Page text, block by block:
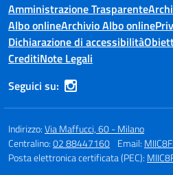
Amministrazione Trasparente
Albo onlineArchivio Albo online
Dichiarazione di accessibilità
CreditiNote Legali
Seguici su:
Indirizzo:Via Maffucci, 60 - Milano
Centralino:02 88447160 Email:
Posta elettronica certificata (PEC):